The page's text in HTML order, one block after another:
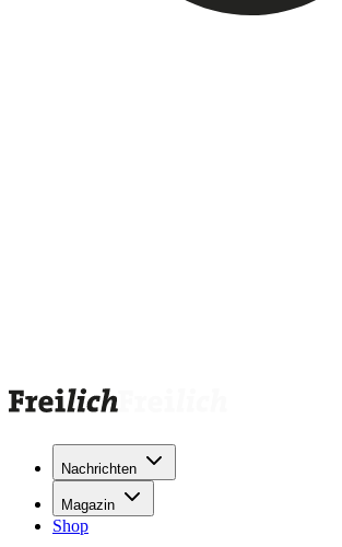
Nachrichten
Magazin
Shop